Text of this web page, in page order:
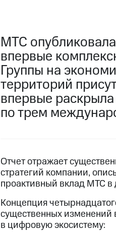
МТС
впервые
Группы на
территорий
впервые
по трем
Отчет отражает
стратегий компании,
проактивный вклад МТС в
Концепция
существенных изменений
в цифровую экосистему: